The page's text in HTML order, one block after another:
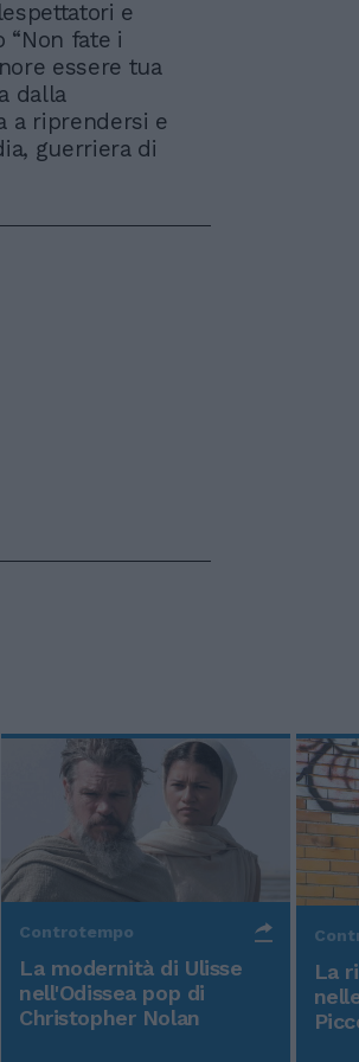
e
fate i
essere tua
dalla
a riprendersi e
guerriera di
Controtempo
La modernità di Ulisse
nell'Odissea pop di
Christopher Nolan
La